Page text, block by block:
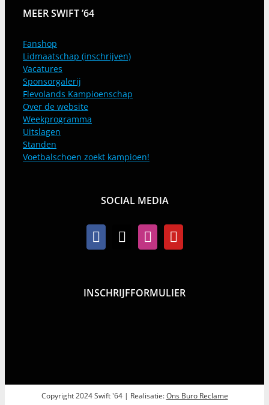
MEER SWIFT ’64
Fanshop
Lidmaatschap (inschrijven)
Vacatures
Sponsorgalerij
Flevolands Kampioenschap
Over de website
Weekprogramma
Uitslagen
Standen
Voetbalschoen zoekt kampioen!
SOCIAL MEDIA
INSCHRIJFFORMULIER
Copyright 2024 Swift '64 | Realisatie:Ons Buro Reclame